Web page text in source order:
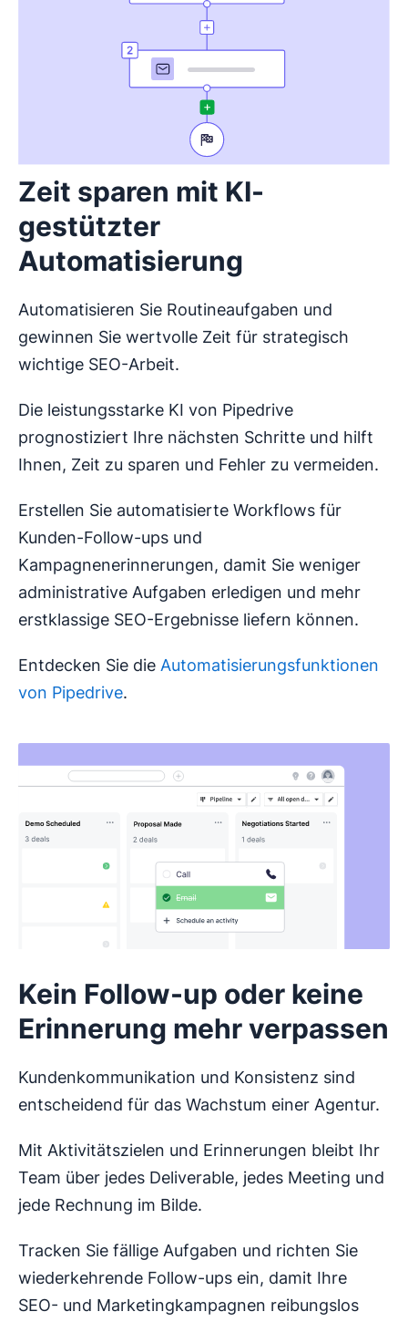
Zeit sparen mit KI-
gestützter
Automatisierung
Automatisieren Sie Routineaufgaben und
gewinnen Sie wertvolle Zeit für strategisch
wichtige SEO-Arbeit.
Die leistungsstarke KI von Pipedrive
prognostiziert Ihre nächsten Schritte und hilft
Ihnen, Zeit zu sparen und Fehler zu vermeiden.
Erstellen Sie automatisierte Workflows für
Kunden-Follow-ups und
Kampagnenerinnerungen, damit Sie weniger
administrative Aufgaben erledigen und mehr
erstklassige SEO-Ergebnisse liefern können.
Entdecken Sie die Automatisierungsfunktionen
von Pipedrive.
Kein Follow-up oder keine
Erinnerung mehr verpassen
Kundenkommunikation und Konsistenz sind
entscheidend für das Wachstum einer Agentur.
Mit Aktivitätszielen und Erinnerungen bleibt Ihr
Team über jedes Deliverable, jedes Meeting und
jede Rechnung im Bilde.
Tracken Sie fällige Aufgaben und richten Sie
wiederkehrende Follow-ups ein, damit Ihre
SEO- und Marketingkampagnen reibungslos